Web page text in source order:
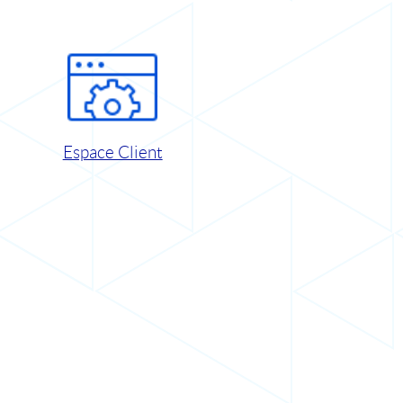
Espace Client